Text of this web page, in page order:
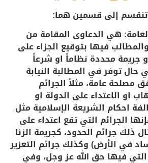
تنقسم إلى قسمين هما:
هي الدعاوى المقامة من
والمطالب فيها بتوقيع الجزاء على
جريمة محددة نظاماً او شرعاً
توفر في المطالبة النيابة
مصلحة عامة، مثلاً الجرائم
او الاعتداء على الدولة او
احكام الشريعة الإسلامية مثل
الجرائم التي تقع اعتداء على
ذلك جرائم الحدود، كجريمة الزنا
في الأرض) وكذلك جرائم التعزير
فيها حق الله عز وجل، وفي